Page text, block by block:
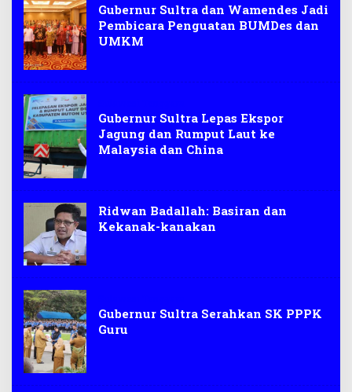
Gubernur Sultra dan Wamendes Jadi
Pembicara Penguatan BUMDes dan
UMKM
Gubernur Sultra Lepas Ekspor
Jagung dan Rumput Laut ke
Malaysia dan China
Ridwan Badallah: Basiran dan
Kekanak-kanakan
Gubernur Sultra Serahkan SK PPPK
Guru